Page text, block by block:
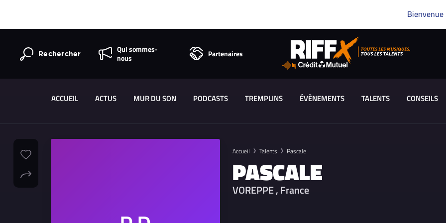
Bienvenue
Rechercher
Qui sommes-
nous
Partenaires
ACCUEIL ACTUS MUR DU SON PODCASTS TREMPLINS ÉVÈNEMENTS TALENTS CONSEILS
Accueil Talents Pascale
PASCALE
VOREPPE , France